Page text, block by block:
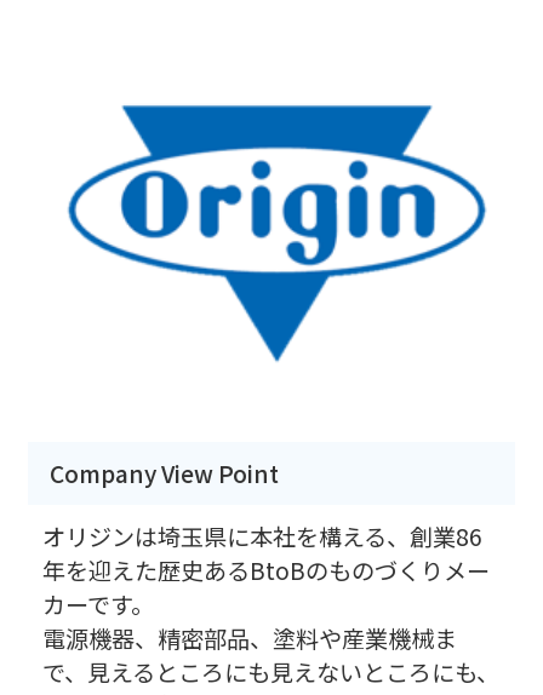
Company View Point
オリジンは埼玉県に本社を構える、創業86
年を迎えた歴史あるBtoBのものづくりメー
カーです。
電源機器、精密部品、塗料や産業機械ま
で、見えるところにも見えないところにも、